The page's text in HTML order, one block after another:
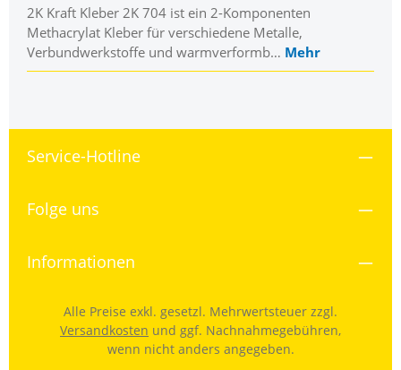
2K Kraft Kleber 2K 704 ist ein 2-Komponenten
Methacrylat Kleber für verschiedene Metalle,
Verbundwerkstoffe und warmverformb… Mehr
Service-Hotline
Folge uns
Informationen
Alle Preise exkl. gesetzl. Mehrwertsteuer zzgl.
Versandkosten und ggf. Nachnahmegebühren,
wenn nicht anders angegeben.